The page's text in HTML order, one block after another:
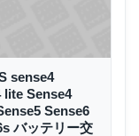
sense4
lite Sense4
Sense6
バッテリー交